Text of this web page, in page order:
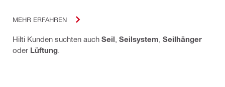
MEHR ERFAHREN
Hilti Kunden suchten auch Seil Seilsystem Seilhänger
oder Lüftung